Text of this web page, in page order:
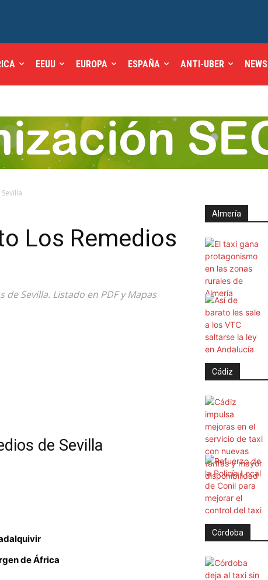
EEUU EUROPA ESPAÑA ANTI-UBER NEWS
Los Remedios
Sevilla. Listado en PDF y Mapas
de Sevilla
de África
Almería
Cádiz
Córdoba